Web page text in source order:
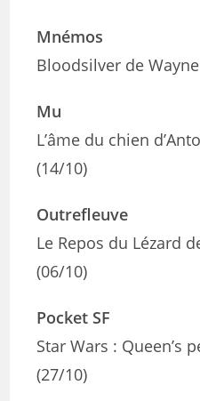
Mnémos
Bloodsilver de
Mu
L’âme du chien
(14/10)
Outrefleuve
Le Repos du Lézard
(06/10)
Pocket SF
Star Wars : Queen’s
(27/10)